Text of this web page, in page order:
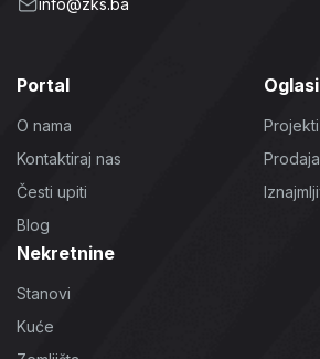
info@zks.ba
Portal
O nama
Kontaktiraj nas
Česti upiti
Blog
Oglasi
Projekti
Prodaja
Nekretnine
Stanovi
Kuće